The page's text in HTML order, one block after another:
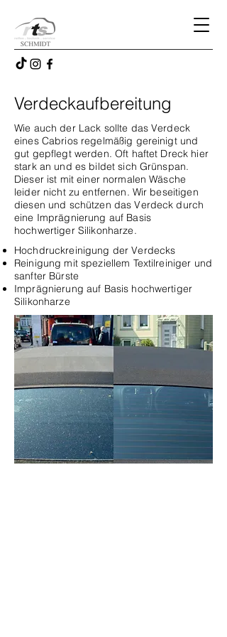
Verdeckaufbereitung
Wie auch der Lack sollte das Verdeck
eines Cabrios regelmäßig gereinigt und
gut gepflegt werden. Oft haftet Dreck hier
stark an und es bildet sich Grünspan.
Dieser ist mit einer normalen Wäsche
leider nicht zu entfernen. Wir beseitigen
diesen und schützen das Verdeck durch
eine Imprägnierung auf Basis
hochwertiger Silikonharze.
Hochdruckreinigung der Verdecks
Reinigung mit speziellem Textilreiniger und
sanfter Bürste
Imprägnierung auf Basis hochwertiger
Silikonharze